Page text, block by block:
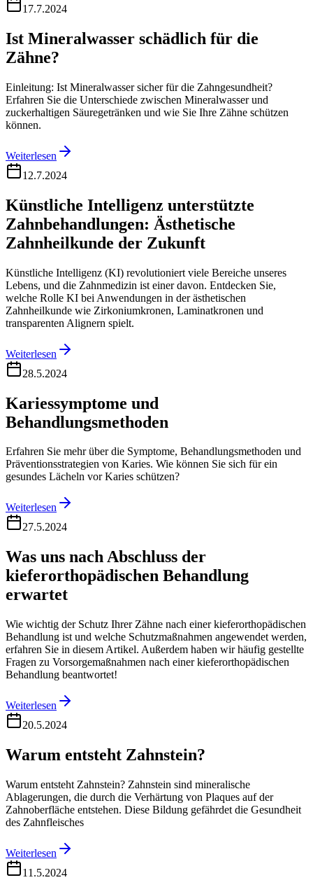
17.7.2024
Ist Mineralwasser schädlich für die
Zähne?
Einleitung: Ist Mineralwasser sicher für die Zahngesundheit?
Erfahren Sie die Unterschiede zwischen Mineralwasser und
zuckerhaltigen Säuregetränken und wie Sie Ihre Zähne schützen
können.
Weiterlesen
12.7.2024
Künstliche Intelligenz unterstützte
Zahnbehandlungen: Ästhetische
Zahnheilkunde der Zukunft
Künstliche Intelligenz (KI) revolutioniert viele Bereiche unseres
Lebens, und die Zahnmedizin ist einer davon. Entdecken Sie,
welche Rolle KI bei Anwendungen in der ästhetischen
Zahnheilkunde wie Zirkoniumkronen, Laminatkronen und
transparenten Alignern spielt.
Weiterlesen
28.5.2024
Kariessymptome und
Behandlungsmethoden
Erfahren Sie mehr über die Symptome, Behandlungsmethoden und
Präventionsstrategien von Karies. Wie können Sie sich für ein
gesundes Lächeln vor Karies schützen?
Weiterlesen
27.5.2024
Was uns nach Abschluss der
kieferorthopädischen Behandlung
erwartet
Wie wichtig der Schutz Ihrer Zähne nach einer kieferorthopädischen
Behandlung ist und welche Schutzmaßnahmen angewendet werden,
erfahren Sie in diesem Artikel. Außerdem haben wir häufig gestellte
Fragen zu Vorsorgemaßnahmen nach einer kieferorthopädischen
Behandlung beantwortet!
Weiterlesen
20.5.2024
Warum entsteht Zahnstein?
Warum entsteht Zahnstein? Zahnstein sind mineralische
Ablagerungen, die durch die Verhärtung von Plaques auf der
Zahnoberfläche entstehen. Diese Bildung gefährdet die Gesundheit
des Zahnfleisches
Weiterlesen
11.5.2024